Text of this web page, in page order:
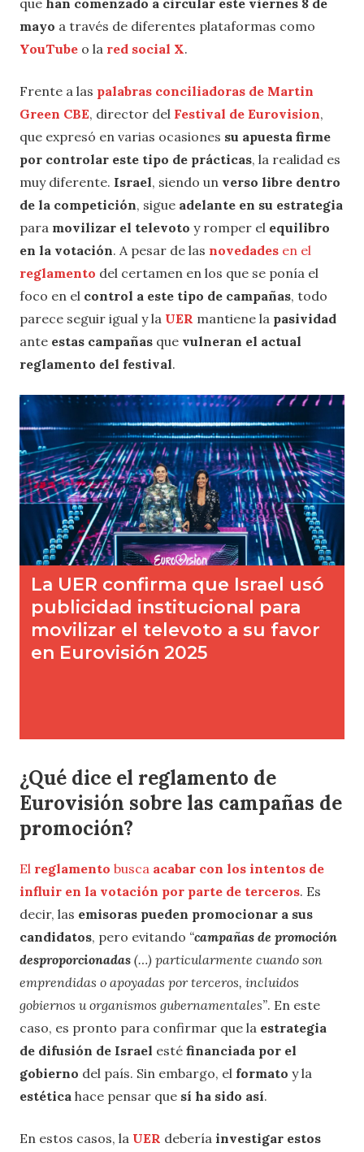
que han comenzado a circular este viernes 8 de
mayo a través de diferentes plataformas como
YouTube o la red social X.
Frente a las palabras conciliadoras de Martin
Green CBE, director del Festival de Eurovision,
que expresó en varias ocasiones su apuesta firme
por controlar este tipo de prácticas, la realidad es
muy diferente. Israel, siendo un verso libre dentro
de la competición, sigue adelante en su estrategia
para movilizar el televoto y romper el equilibro
en la votación. A pesar de las novedades en el
reglamento del certamen en los que se ponía el
foco en el control a este tipo de campañas, todo
parece seguir igual y la UER mantiene la pasividad
ante estas campañas que vulneran el actual
reglamento del festival.
¿Qué dice el reglamento de
Eurovisión sobre las campañas de
promoción?
El reglamento busca acabar con los intentos de
influir en la votación por parte de terceros. Es
decir, las emisoras pueden promocionar a sus
candidatos, pero evitando “campañas de promoción
desproporcionadas (…) particularmente cuando son
emprendidas o apoyadas por terceros, incluidos
gobiernos u organismos gubernamentales”. En este
caso, es pronto para confirmar que la estrategia
de difusión de Israel esté financiada por el
gobierno del país. Sin embargo, el formato y la
estética hace pensar que sí ha sido así.
En estos casos, la UER debería investigar estos